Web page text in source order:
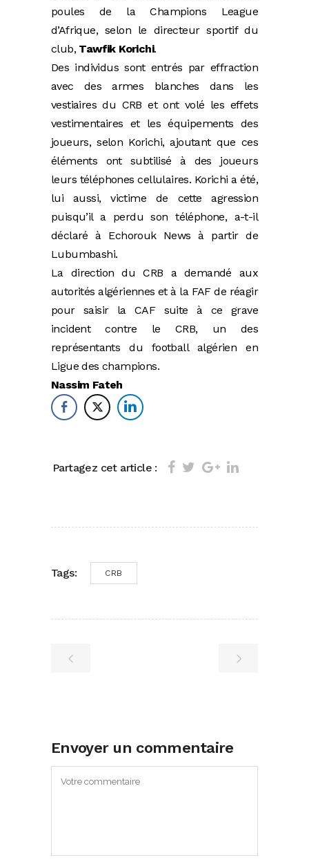
poules de la Champions League
d’Afrique, selon le directeur sportif du
club, Tawfik Korichi.
Des individus sont entrés par effraction
avec des armes blanches dans les
vestiaires du CRB et ont volé les effets
vestimentaires et les équipements des
joueurs, selon Korichi, ajoutant que ces
éléments ont subtilisé à des joueurs
leurs téléphones cellulaires. Korichi a été,
lui aussi, victime de cette agression
puisqu’il a perdu son téléphone, a-t-il
déclaré à Echorouk News à partir de
Lubumbashi.
La direction du CRB a demandé aux
autorités algériennes et à la FAF de réagir
pour saisir la CAF suite à ce grave
incident contre le CRB, un des
représentants du football algérien en
Ligue des champions.
Nassim Fateh
Partagez cet article :
Tags: CRB
Envoyer un commentaire